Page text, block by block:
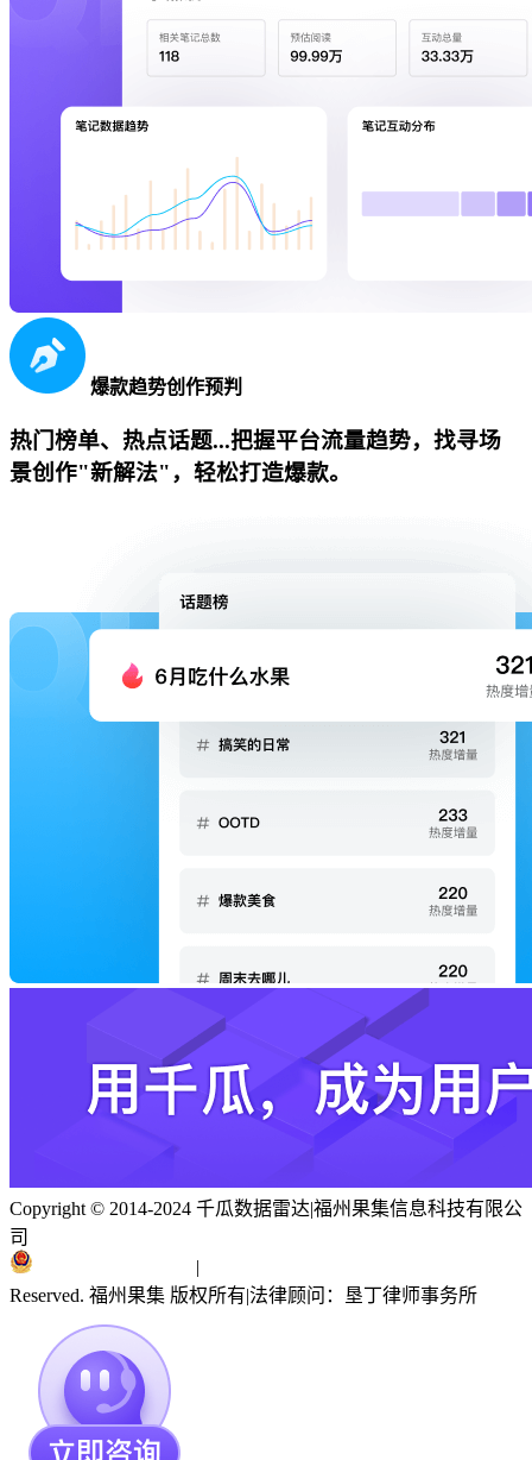
爆款趋势创作预判
热门榜单、热点话题...把握平台流量趋势，找寻场
景创作"新解法"，轻松打造爆款。
Copyright © 2014-2024 千瓜数据雷达|福州果集信息科技有限公
司
|
Reserved. 福州果集 版权所有|法律顾问：垦丁律师事务所